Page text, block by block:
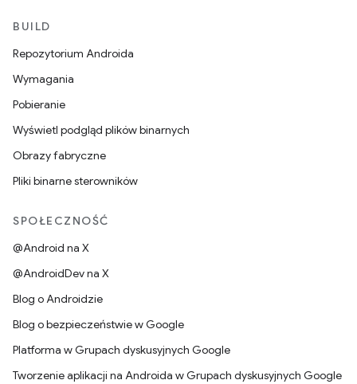
BUILD
Repozytorium Androida
Wymagania
Pobieranie
Wyświetl podgląd plików binarnych
Obrazy fabryczne
Pliki binarne sterowników
SPOŁECZNOŚĆ
@Android na X
@AndroidDev na X
Blog o Androidzie
Blog o bezpieczeństwie w Google
Platforma w Grupach dyskusyjnych Google
Tworzenie aplikacji na Androida w Grupach dyskusyjnych Google